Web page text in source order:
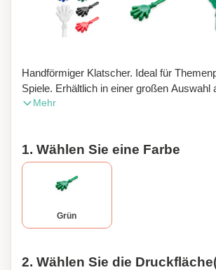
Handförmiger Klatscher. Ideal für
Spiele. Erhältlich in einer großen Auswahl
mit individuellen Designs oder Logos
Mehr
1. Wählen Sie eine Farbe
Grün
2. Wählen Sie die